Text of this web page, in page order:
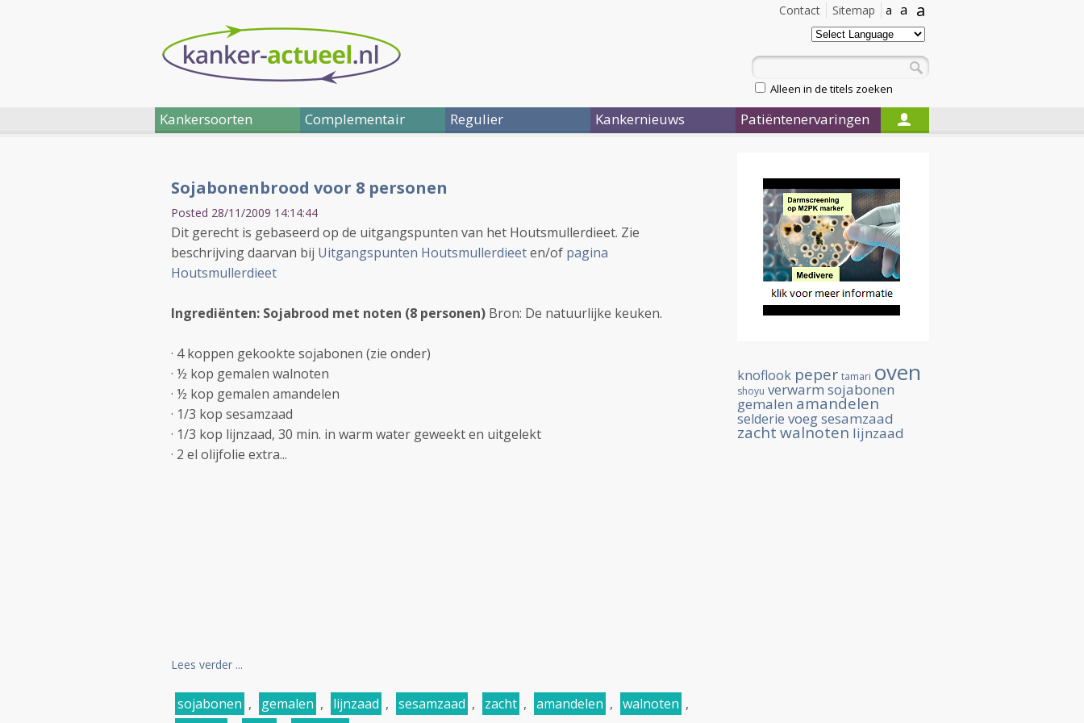
a
a
a
Sitemap
Contact
Alleen in de titels zoeken
Kankersoorten Complementair Regulier Kankernieuws Patiëntenervaringen
Sojabonenbrood voor 8 personen
Posted 28/11/2009 14:14:44
Dit gerecht is gebaseerd op de uitgangspunten van het Houtsmullerdieet. Zie
beschrijving daarvan bij Uitgangspunten Houtsmullerdieeten/of pagina
Houtsmullerdieet
Ingrediënten: Sojabrood met noten (8 personen) Bron: De natuurlijke keuken.
· 4 koppen gekookte sojabonen (zie onder)
· ½ kop gemalen walnoten
· ½ kop gemalen amandelen
· 1/3 kop sesamzaad
· 1/3 kop lijnzaad, 30 min. in warm water geweekt en uitgelekt
· 2 el olijfolie extra...
Lees verder ...
sojabonen , gemalen , lijnzaad , sesamzaad , zacht , amandelen , walnoten ,
knoflook peper tamari oven
shoyu verwarm sojabonen
gemalen amandelen
selderie voegsesamzaad
zachtwalnoten lijnzaad